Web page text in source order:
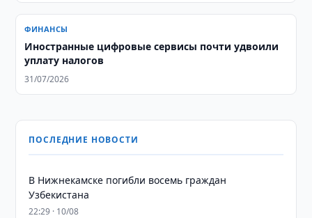
ФИНАНСЫ
Иностранные цифровые сервисы почти удвоили
уплату налогов
31/07/2026
ПОСЛЕДНИЕ НОВОСТИ
В Нижнекамске погибли восемь граждан
Узбекистана
22:29 · 10/08